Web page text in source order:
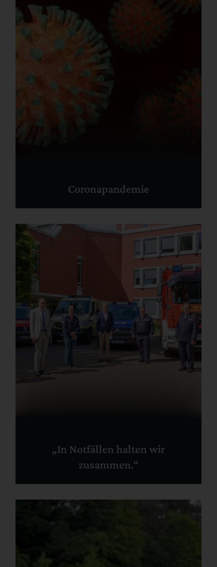
Coronapandemie
„In Notfällen halten wir
zusammen.“